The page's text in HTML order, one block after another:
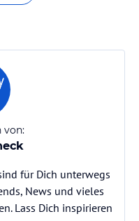
von:
für Dich unterwegs
News und vieles
Lass Dich inspirieren